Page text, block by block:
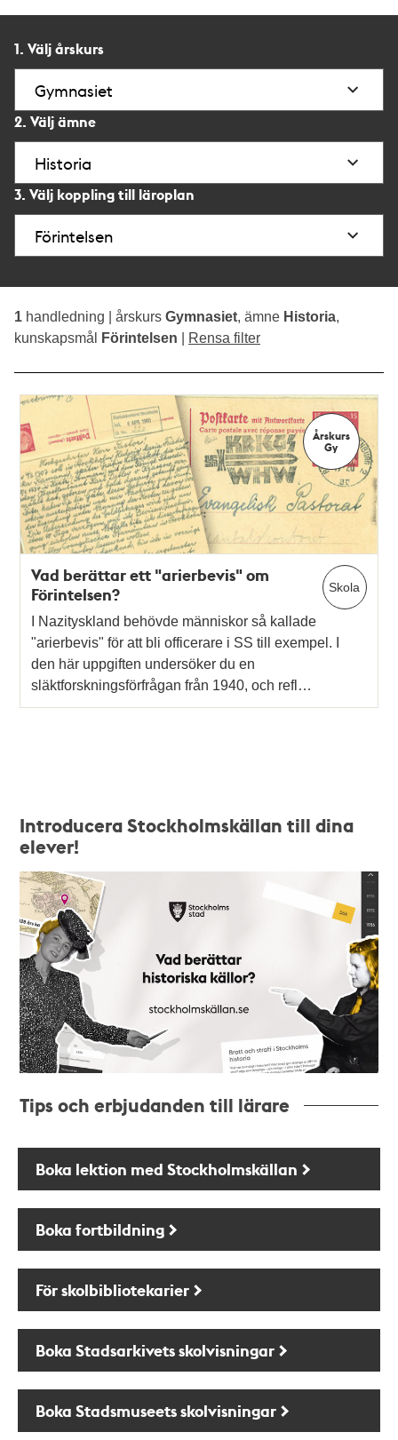
Årskurs
Gy
Skola
Vad berättar ett "arierbevis" om
Förintelsen?
I Nazityskland behövde människor så kallade
"arierbevis" för att bli officerare i SS till exempel. I
den här uppgiften undersöker du en
släktforskningsförfrågan från 1940, och refl…
Introducera Stockholmskällan till dina
elever!
Tips och erbjudanden till lärare
Boka lektion med Stockholmskällan
Boka fortbildning
För skolbibliotekarier
Boka Stadsarkivets skolvisningar
Boka Stadsmuseets skolvisningar